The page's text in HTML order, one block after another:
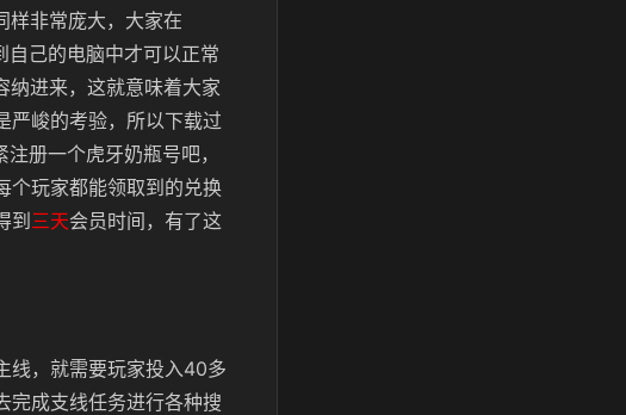
样非常庞大，大家在
己的电脑中才可以正常
纳进来，这就意味着大家
严峻的考验，所以下载过
册一个虎牙奶瓶号吧，
个玩家都能领取到的兑换
到 三天会员时间，有了这
线，就需要玩家投入40多
完成支线任务进行各种搜